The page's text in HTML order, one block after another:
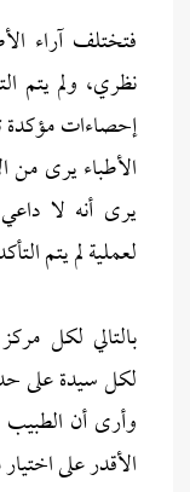
فتختلف آراء
نظري، ولم يتم
إحصاءات مؤكدة
الأطباء يرى من
يرى أنه لا
لعملية لم يتم
بالتالي لكل
لكل سيدة على
وأرى أن
الأقدر على